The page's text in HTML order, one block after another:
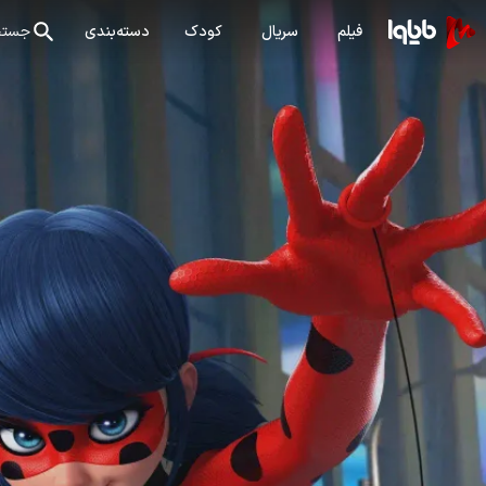
فیلم سریال کودک دسته‌بندی